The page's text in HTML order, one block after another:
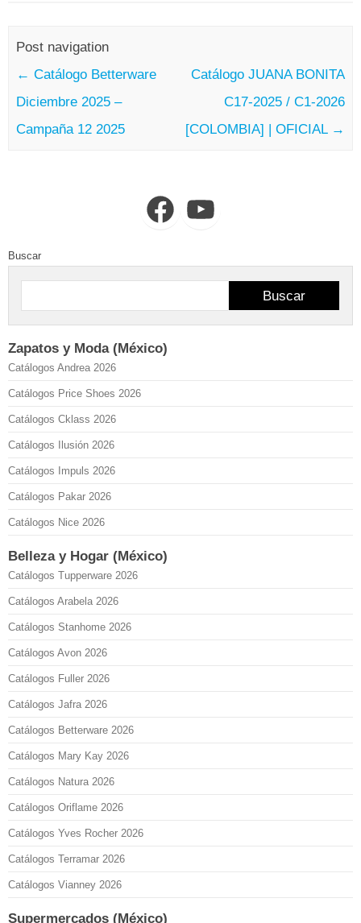
Post navigation
← Catálogo Betterware
Diciembre 2025 –
Campaña 12 2025
Catálogo JUANA BONITA
C17-2025 / C1-2026
[COLOMBIA] | OFICIAL →
FacebookYouTube
Buscar
Buscar
Zapatos y Moda (México)
Catálogos Andrea 2026
Catálogos Price Shoes 2026
Catálogos Cklass 2026
Catálogos Ilusión 2026
Catálogos Impuls 2026
Catálogos Pakar 2026
Catálogos Nice 2026
Belleza y Hogar (México)
Catálogos Tupperware 2026
Catálogos Arabela 2026
Catálogos Stanhome 2026
Catálogos Avon 2026
Catálogos Fuller 2026
Catálogos Jafra 2026
Catálogos Betterware 2026
Catálogos Mary Kay 2026
Catálogos Natura 2026
Catálogos Oriflame 2026
Catálogos Yves Rocher 2026
Catálogos Terramar 2026
Catálogos Vianney 2026
Supermercados (México)